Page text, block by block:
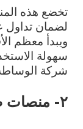
تخضع هذه
لضمان تداول
ويبدأ معظم
سهولة
شركة
٢- منصات صناديق الاستثمار المشتركة